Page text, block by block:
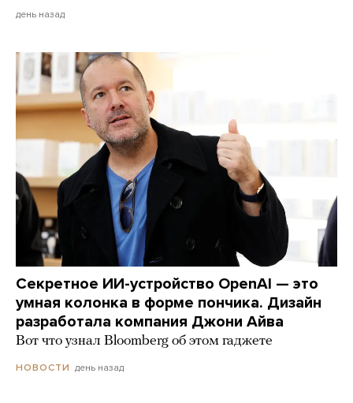
день назад
Секретное ИИ-устройство OpenAI — это
умная колонка в форме пончика. Дизайн
разработала компания Джони Айва
Вот что узнал Bloomberg об этом гаджете
НОВОСТИ день назад